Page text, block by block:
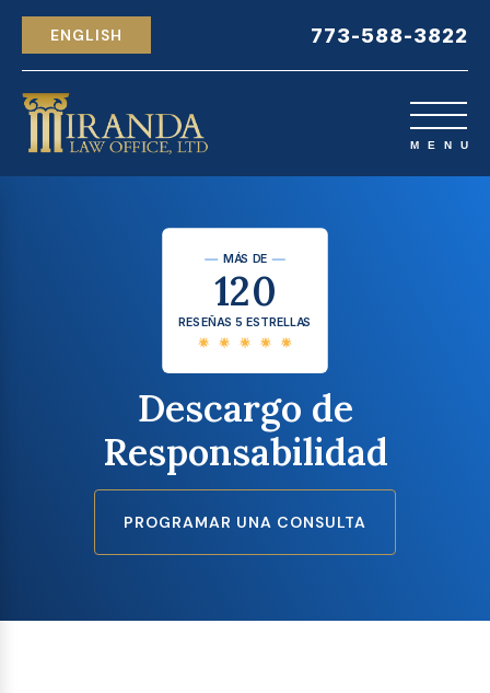
773-588-3822
ENGLISH
MÁS DE
120
RESEÑAS 5 ESTRELLAS
Descargo de
Responsabilidad
PROGRAMAR UNA CONSULTA